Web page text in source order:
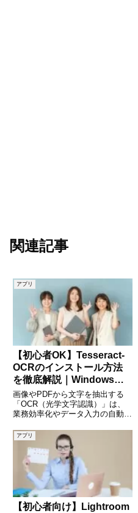
関連記事
アプリ
【初心者OK】Tesseract-
OCRのインストール方法
を徹底解説｜Windows・
Mac・Linux対応ガイド
画像やPDFから文字を抽出する
「OCR（光学文字認識）」は、
業務効率化やデータ入力の自動化
「Tesseract-OCR」は、無料で使
える高性能なOCRエンジンとし
て世界中で利用されています。本
記事では、Tesse
アプリ
【初心者向け】Lightroom